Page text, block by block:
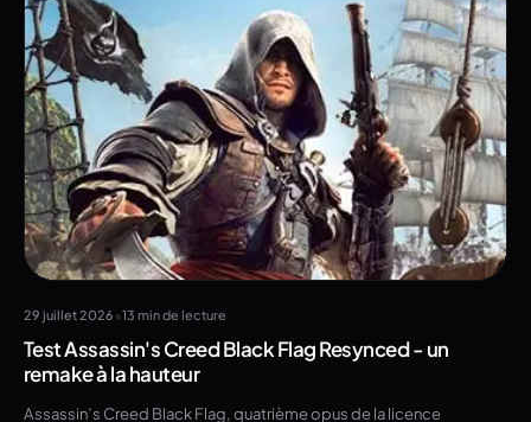
29 juillet 2026 •13 min de lecture
Test Assassin's Creed Black Flag Resynced - un
remake à la hauteur
Assassin’s Creed Black Flag, quatrième opus de la licence